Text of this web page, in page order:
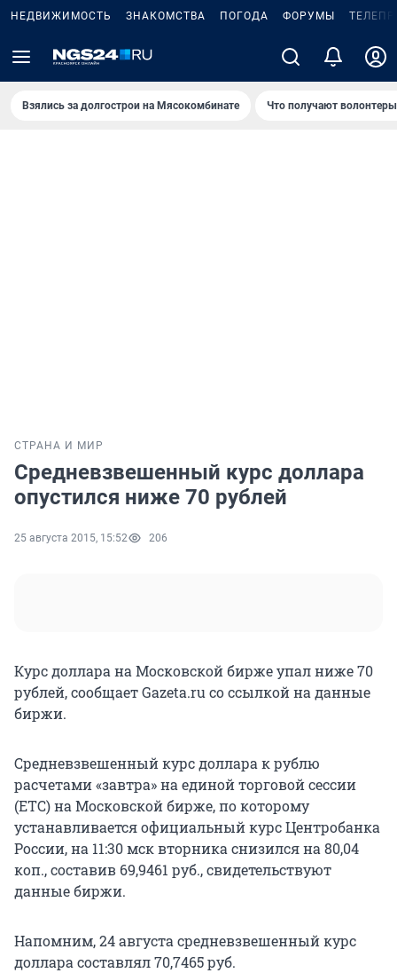
НЕДВИЖИМОСТЬ ЗНАКОМСТВА ПОГОДА ФОРУМЫ
Взялись за долгострои на Мясокомбинате Что получают
СТРАНА И МИР
Средневзвешенный курс доллара
опустился ниже 70 рублей
25 августа 2015, 15:52 206
Курс доллара на Московской бирже упал ниже 70
рублей, сообщает Gazeta.ru со ссылкой на данные
биржи.
Средневзвешенный курс доллара к рублю
расчетами «завтра» на единой торговой сессии
(ЕТС) на Московской бирже, по которому
устанавливается официальный курс Центробанка
России, на 11:30 мск вторника снизился на 80,04
коп., составив 69,9461 руб., свидетельствуют
данные биржи.
Напомним, 24 августа средневзвешенный курс
доллара составлял 70,7465 руб.